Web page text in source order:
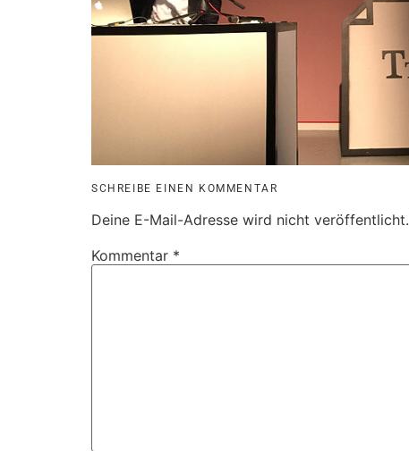
SCHREIBE EINEN KOMMENTAR
Deine E-Mail-Adresse wird nicht veröffentlicht.
Kommentar *